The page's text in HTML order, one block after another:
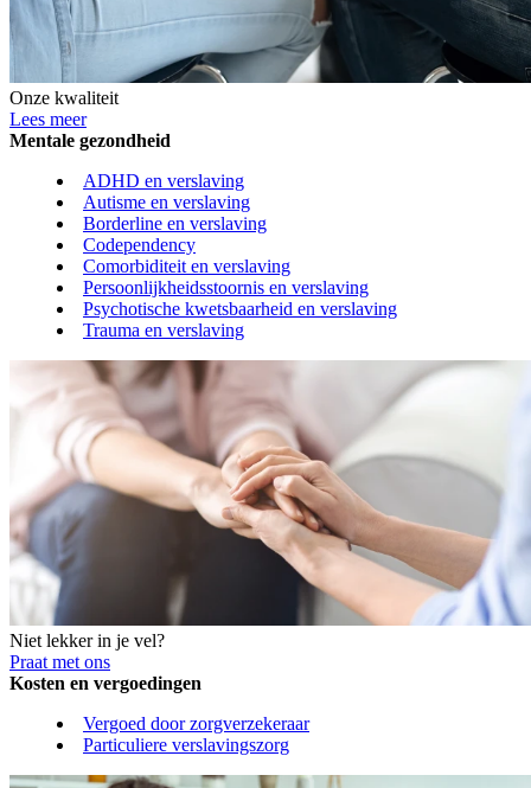
Onze kwaliteit
Lees meer
Mentale gezondheid
ADHD en verslaving
Autisme en verslaving
Borderline en verslaving
Codependency
Comorbiditeit en verslaving
Persoonlijkheidsstoornis en verslaving
Psychotische kwetsbaarheid en verslaving
Trauma en verslaving
Niet lekker in je vel?
Praat met ons
Kosten en vergoedingen
Vergoed door zorgverzekeraar
Particuliere verslavingszorg